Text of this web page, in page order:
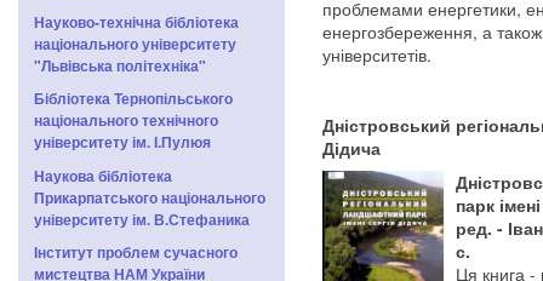
Науково-технічна бібліотека
національного університету
"Львівська політехніка"
Бібліотека Тернопільського
національного технічного
університету ім. І.Пулюя
Наукова бібліотека
Прикарпатського національного
університету ім. В.Стефаника
Інститут проблем сучасного
мистецтва НАМ України
проблемами енергетики,
енергозбереження, а також
університетів.
Дністровський
Дідича
парк
ред. -
с.
Ця книга -